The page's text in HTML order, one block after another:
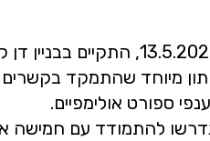
ביום שלישי, 13.5.2025,
מיוחד שהתמקד בקשרים
ספורט אולימפיים.
להתמודד עם חמישה